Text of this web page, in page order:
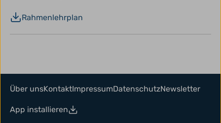
Rahmenlehrplan
Über unsKontaktImpressumDatenschutzNewsletter
App installieren